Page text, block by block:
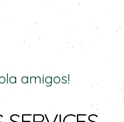
amigos!